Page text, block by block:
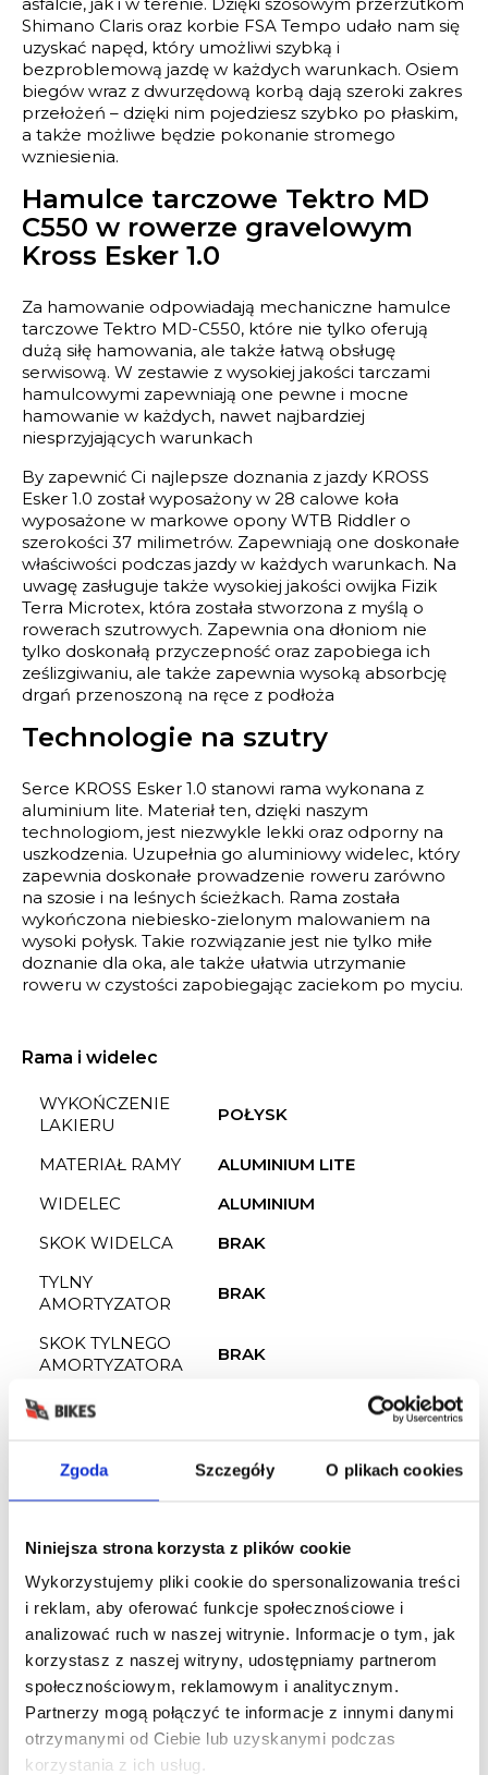
Zgoda Szczegóły O plikach cookies
Niniejsza strona korzysta z plików cookie
Wykorzystujemy pliki cookie do spersonalizowania treści
i reklam, aby oferować funkcje społecznościowe i
analizować ruch w naszej witrynie. Informacje o tym, jak
korzystasz z naszej witryny, udostępniamy partnerom
społecznościowym, reklamowym i analitycznym.
Partnerzy mogą połączyć te informacje z innymi danymi
otrzymanymi od Ciebie lub uzyskanymi podczas
korzystania z ich usług.
Shimano Claris oraz korbie FSA Tempo udało nam się
uzyskać napęd, który umożliwi szybką i
bezproblemową jazdę w każdych warunkach. Osiem
biegów wraz z dwurzędową korbą dają szeroki zakres
przełożeń – dzięki nim pojedziesz szybko po płaskim,
a także możliwe będzie pokonanie stromego
wzniesienia.
Hamulce tarczowe Tektro MD
C550 w rowerze gravelowym
Kross Esker 1.0
Za hamowanie odpowiadają mechaniczne hamulce
tarczowe Tektro MD-C550, które nie tylko oferują
dużą siłę hamowania, ale także łatwą obsługę
serwisową. W zestawie z wysokiej jakości tarczami
hamulcowymi zapewniają one pewne i mocne
hamowanie w każdych, nawet najbardziej
niesprzyjających warunkach
By zapewnić Ci najlepsze doznania z jazdy KROSS
Esker 1.0 został wyposażony w 28 calowe koła
wyposażone w markowe opony WTB Riddler o
szerokości 37 milimetrów. Zapewniają one doskonałe
właściwości podczas jazdy w każdych warunkach. Na
uwagę zasługuje także wysokiej jakości owijka Fizik
Terra Microtex, która została stworzona z myślą o
rowerach szutrowych. Zapewnia ona dłoniom nie
tylko doskonałą przyczepność oraz zapobiega ich
ześlizgiwaniu, ale także zapewnia wysoką absorbcję
drgań przenoszoną na ręce z podłoża
Technologie na szutry
Serce KROSS Esker 1.0 stanowi rama wykonana z
aluminium lite. Materiał ten, dzięki naszym
technologiom, jest niezwykle lekki oraz odporny na
uszkodzenia. Uzupełnia go aluminiowy widelec, który
zapewnia doskonałe prowadzenie roweru zarówno
na szosie i na leśnych ścieżkach. Rama została
wykończona niebiesko-zielonym malowaniem na
wysoki połysk. Takie rozwiązanie jest nie tylko miłe
doznanie dla oka, ale także ułatwia utrzymanie
roweru w czystości zapobiegając zaciekom po myciu.
Rama i widelec
WYKOŃCZENIE
LAKIERU
POŁYSK
MATERIAŁ RAMY
ALUMINIUM LITE
WIDELEC
ALUMINIUM
SKOK WIDELCA
BRAK
TYLNY
AMORTYZATOR
BRAK
SKOK TYLNEGO
AMORTYZATORA
BRAK
PRZERZUTKA
TYŁ
MANETKI
SHIMANO CLARIS R2000
KORBA
FSA TEMPO ADVENTURE
KORONKI
46T-30T/175MM
KASETA /
WOLNOBIEG
SHIMANO ACERA HG41